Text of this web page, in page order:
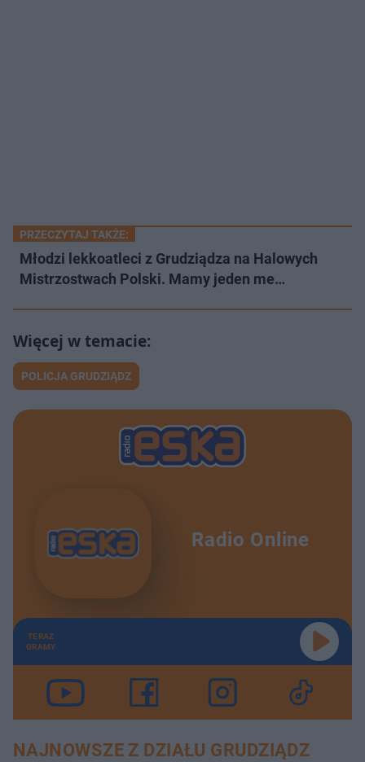
PRZECZYTAJ TAKŻE:
Młodzi lekkoatleci z Grudziądza na Halowych
Mistrzostwach Polski. Mamy jeden me…
POLICJA GRUDZIĄDZ
Radio Online
TERAZ
GRAMY
NAJNOWSZE Z DZIAŁU GRUDZIĄDZ